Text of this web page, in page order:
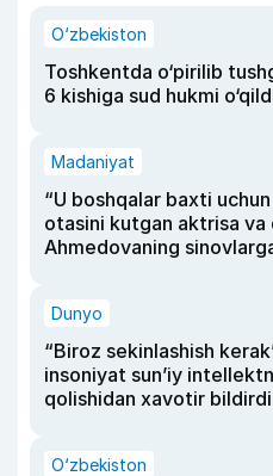
O‘zbekiston
Toshkentda o‘pirilib
6 kishiga sud hukmi
Madaniyat
“U boshqalar baxti
otasini kutgan aktrisa va
Ahmedovaning
Dunyo
“Biroz sekinlashish
insoniyat sun’iy
qolishidan xavotir bildirdi
O‘zbekiston